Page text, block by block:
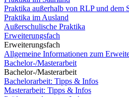
Praktika außerhalb von RLP und dem
Praktika im Ausland
Außerschulische Praktika
Erweiterungsfach
Erweiterungsfach
Allgemeine Informationen zum
Bachelor-/Masterarbeit
Bachelor-/Masterarbeit
Bachelorarbeit: Tipps & Infos
Masterarbeit: Tipps & Infos